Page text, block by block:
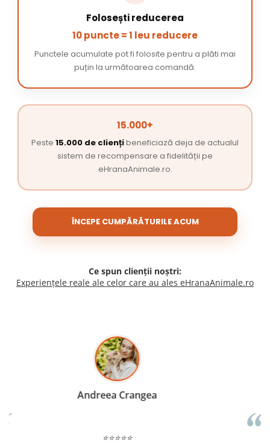
Folosești reducerea
10 puncte = 1 leu reducere
Punctele acumulate pot fi folosite pentru a plăti mai
puțin la următoarea comandă.
15.000+
Peste 15.000 de cliențibeneficiază deja de actualul
sistem de recompensare a fidelității pe
eHranaAnimale.ro.
ÎNCEPE CUMPĂRĂTURILE ACUM
Ce spun clienții noștri:
Experiențele reale ale celor care au ales eHranaAnimale.ro
Madalina Stancea
⭐⭐⭐⭐⭐